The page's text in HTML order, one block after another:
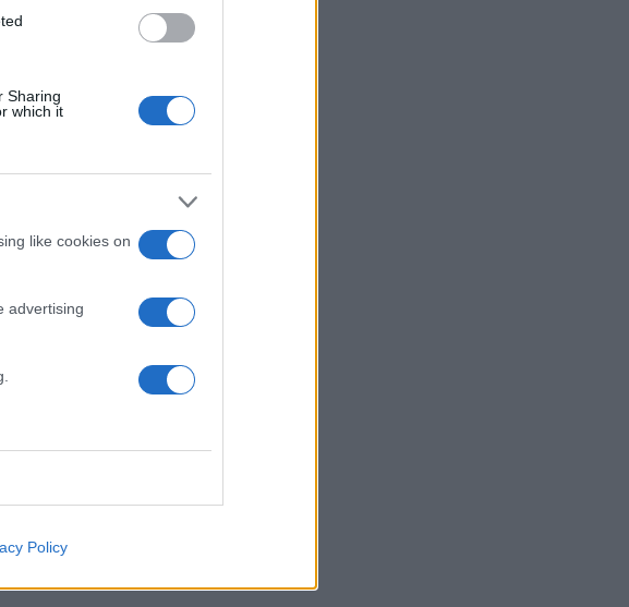
Sharing
which it
like cookies on
advertising
Policy